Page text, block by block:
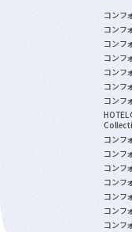
コンフ
コンフ
コンフ
コンフ
コンフ
コンフ
コンフ
HOTEL
コンフ
コンフ
コンフ
コンフ
コンフ
コンフ
コンフ